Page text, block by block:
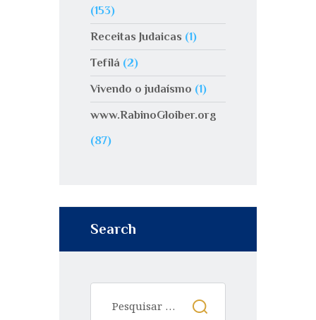
(153)
Receitas Judaicas (1)
Tefilá (2)
Vivendo o judaísmo (1)
www.RabinoGloiber.org
(87)
Search